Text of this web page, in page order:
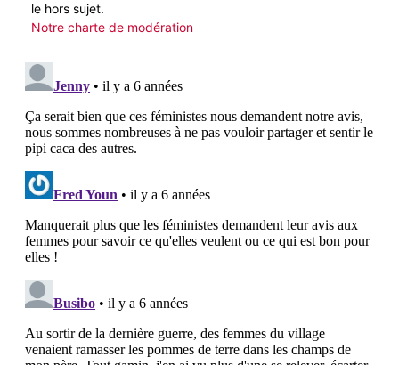
le hors sujet.
Notre charte de modération